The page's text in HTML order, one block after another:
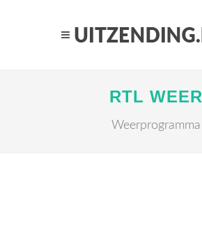
RTL WEER
Weerprogramma